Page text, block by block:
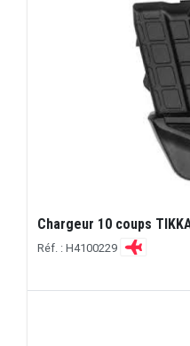
Chargeur 10 coups
Réf. : H4100229